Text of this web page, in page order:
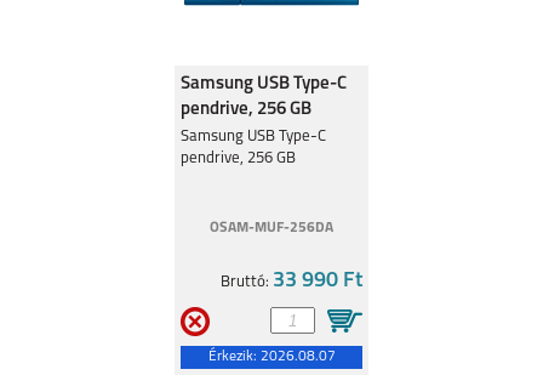
Samsung USB Type-C
pendrive, 256 GB
Samsung USB Type-C
pendrive, 256 GB
OSAM-MUF-256DA
Bruttó: 33 990 Ft
Érkezik: 2026.08.07